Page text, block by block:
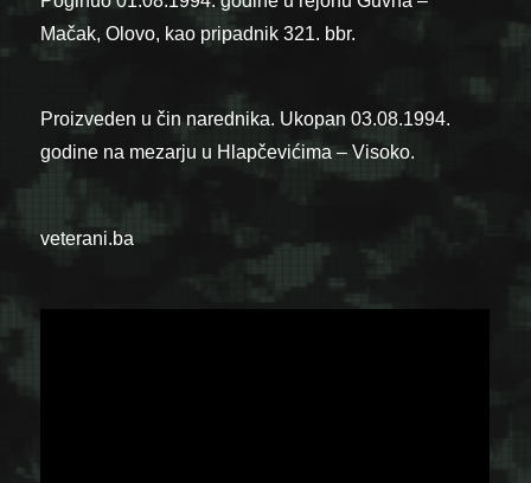
Mačak, Olovo, kao pripadnik 321. bbr.
Proizveden u čin narednika. Ukopan 03.08.1994.
godine na mezarju u Hlapčevićima – Visoko.
veterani.ba